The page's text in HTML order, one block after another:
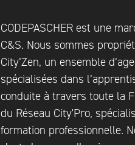
CODEPASCHER est une
C&S. Nous sommes
City’Zen, un ensemble
spécialisées dans
conduite à travers toute la
du Réseau City'Pro,
formation professionnelle.